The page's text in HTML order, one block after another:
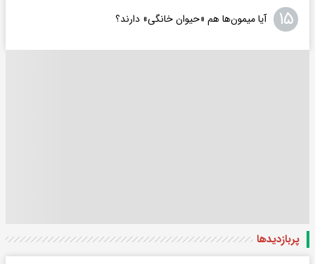
۱۵ آیا میمون‌ها هم «حیوان خانگی» دارند؟
پربازدید‌ها